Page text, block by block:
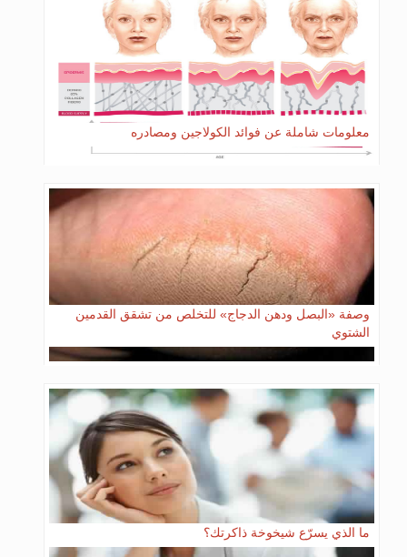
معلومات شاملة عن فوائد الكولاجين ومصادره
وصفة «البصل ودهن الدجاج» للتخلص من تشقق القدمين
الشتوي
ما الذي يسرّع شيخوخة ذاكرتك؟